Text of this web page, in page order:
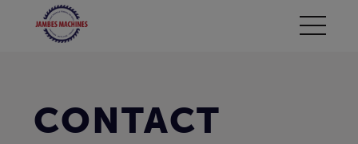
CONTACT